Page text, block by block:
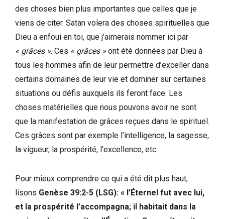
des choses bien plus importantes que celles que je
viens de citer. Satan volera des choses spirituelles que
Dieu a enfoui en toi, que j’aimerais nommer ici par
« grâces ». Ces « grâces » ont été données par Dieu à
tous les hommes afin de leur permettre d’exceller dans
certains domaines de leur vie et dominer sur certaines
situations ou défis auxquels ils feront face. Les
choses matérielles que nous pouvons avoir ne sont
que la manifestation de grâces reçues dans le spirituel.
Ces grâces sont par exemple l’intelligence, la sagesse,
la vigueur, la prospérité, l’excellence, etc.
Pour mieux comprendre ce qui a été dit plus haut,
lisons Genèse 39:2-5 (LSG): « l’Éternel fut avec lui,
et la prospérité l’accompagna; il habitait dans la